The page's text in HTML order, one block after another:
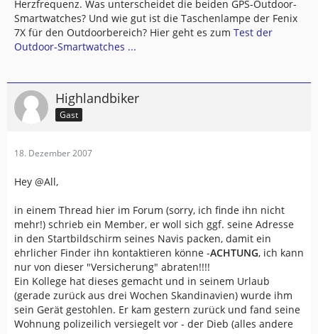
Herzfrequenz. Was unterscheidet die beiden GPS-Outdoor-
Smartwatches? Und wie gut ist die Taschenlampe der Fenix
7X für den Outdoorbereich? Hier geht es zum Test der
Outdoor-Smartwatches ...
Highlandbiker
Gast
18. Dezember 2007
Hey @All,
in einem Thread hier im Forum (sorry, ich finde ihn nicht
mehr!) schrieb ein Member, er woll sich ggf. seine Adresse
in den Startbildschirm seines Navis packen, damit ein
ehrlicher Finder ihn kontaktieren könne -ACHTUNG, ich kann
nur von dieser "Versicherung" abraten!!!!
Ein Kollege hat dieses gemacht und in seinem Urlaub
(gerade zurück aus drei Wochen Skandinavien) wurde ihm
sein Gerät gestohlen. Er kam gestern zurück und fand seine
Wohnung polizeilich versiegelt vor - der Dieb (alles andere